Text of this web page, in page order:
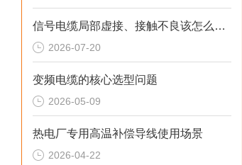
信号电缆局部虚接、接触不良该怎么检测排查？
2026-07-20
变频电缆的核心选型问题
2026-05-09
热电厂专用高温补偿导线使用场景
2026-04-22